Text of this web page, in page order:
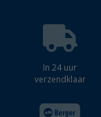
In 24 uur
verzendklaar